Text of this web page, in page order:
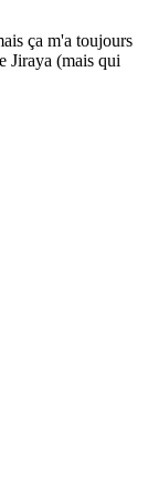
ça m'a toujours
Jiraya (mais qui